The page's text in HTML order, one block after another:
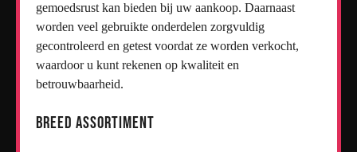
gemoedsrust kan bieden bij uw aankoop. Daarnaast
worden veel gebruikte onderdelen zorgvuldig
gecontroleerd en getest voordat ze worden verkocht,
waardoor u kunt rekenen op kwaliteit en
betrouwbaarheid.
Breed Assortiment